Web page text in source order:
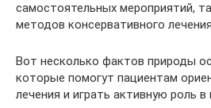
самостоятельных мероприятий,
методов консервативного
Вот несколько фактов природы
которые помогут пациентам
лечения и играть активную роль